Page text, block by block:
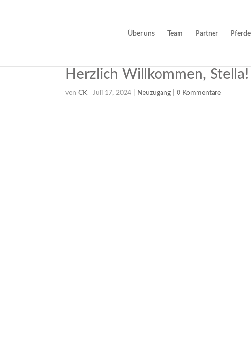
Über uns Team Partner Pferde
Herzlich Willkommen, Stella!
vonCK |Juli 17, 2024 Neuzugang |0 Kommentare